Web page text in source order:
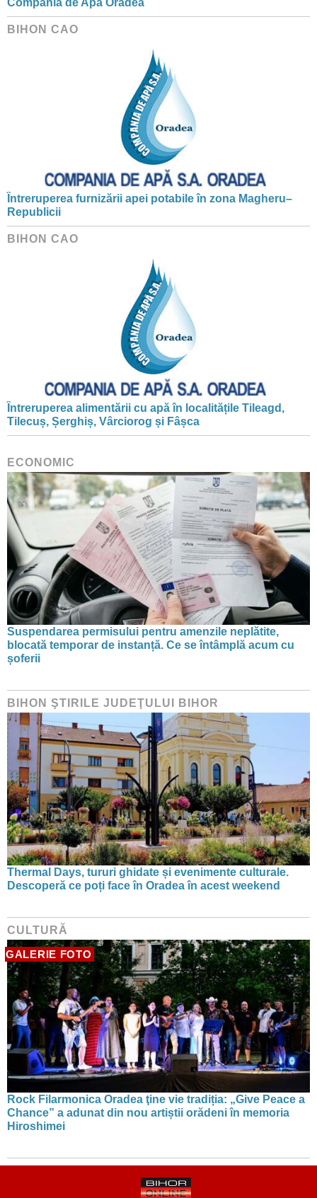
BIHON CAO
Întreruperea furnizării apei potabile în zona Magheru–
Republicii
BIHON CAO
Întreruperea alimentării cu apă în localitățile Tileagd,
Tilecuș, Șerghiș, Vârciorog și Fâșca
ECONOMIC
Suspendarea permisului pentru amenzile neplătite,
blocată temporar de instanță. Ce se întâmplă acum cu
șoferii
BIHON ŞTIRILE JUDEŢULUI BIHOR
Thermal Days, tururi ghidate și evenimente culturale.
Descoperă ce poți face în Oradea în acest weekend
CULTURĂ
GALERIE FOTO
Rock Filarmonica Oradea ţine vie tradiția: „Give Peace a
Chance” a adunat din nou artiștii orădeni în memoria
Hiroshimei